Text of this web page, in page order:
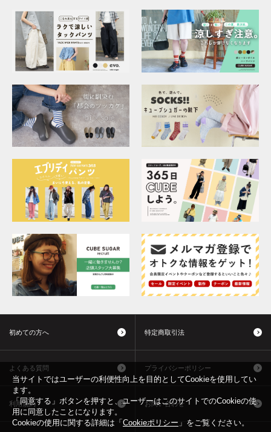
初めての方へ 特定商取引法
よくある質問 プライバシーポリシー
利用規約 お問い合わせ
当サイトではユーザーの利便性向上を目的としてCookieを使用してい
ます。
「同意する」ボタンを押すと、ユーザーはこのサイトでのCookieの使
用に同意したことになります。
Cookieの使用に関する詳細は「 Cookieポリシー 」をご覧ください。